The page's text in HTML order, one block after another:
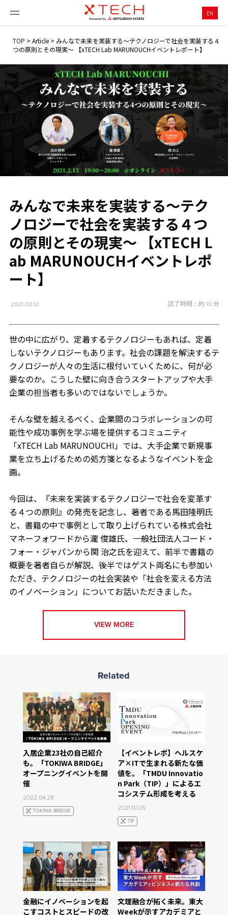
EN
TOP > Article > みんなで未来を実装する〜テクノロジーで社会を実装する４
つの原則とその現実〜 【xTECH Lab MARUNOUCHイベントレポート】
みんなで未来を実装する〜テク
ノロジーで社会を実装する４つ
の原則とその現実〜 【xTECH L
ab MARUNOUCHイベントレポ
ート】
2021.03.12 読了時間：約 10 分
世の中に広がり、定着するテクノロジーもあれば、定着
しないテクノロジーもあります。社会の課題を解決するテ
クノロジーが人々の生活に根付いていくために、何が必
要なのか。こうした壁に向き合うスタートアップや大手
企業の担当者も多いのではないでしょうか。
そんな壁を越えるべく、企業間のコラボレーションの可
能性や成功事例を学ぶ場を提供するコミュニティ
「xTECH Lab MARUNOUCHI」では、大手企業で新規事
業を立ち上げるための処方箋となるようなイベントを企
画。
今回は、『未来を実装する――テクノロジーで社会を変革す
る４つの原則』の発売を記念し、著者である馬田隆明氏
と、書籍の中で事例として取り上げられている株式会社
マネーフォワードから瀧 俊雄氏、一般社団法人コード・
フォー・ジャパンから関 治之氏を迎えて、前半で書籍の
概要を著者自らが解説、後半ではゲスト両名にも参加い
ただき、テクノロジーの社会実装や「社会を変える方法
のイノベーション」についてお話いただきました。
VIEW MORE
Related
入居企業23社の自己紹介
も。「TOKIWA BRIDGE」
オープニングイベントを開
催
2022.04.28
TOKIWA BRIDGE
【イベントレポ】ヘルスケ
ア×ITで生まれる新たな価
値を。「TMDU Innovatio
n Park（TIP）」によるエ
コシステム形成を考える
2021.10.05
TIP
金融にイノベーションを起
こすコストとスピードの改
文理融合が拓く未来。東大
Weekが示すアカデミアと